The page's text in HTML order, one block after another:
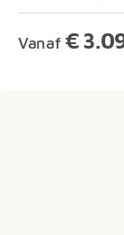
Vanaf €